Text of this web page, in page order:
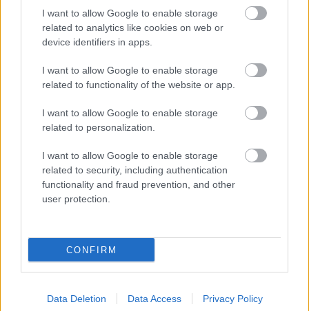
I want to allow Google to enable storage
related to analytics like cookies on web or
device identifiers in apps.
I want to allow Google to enable storage
related to functionality of the website or app.
I want to allow Google to enable storage
related to personalization.
I want to allow Google to enable storage
related to security, including authentication
functionality and fraud prevention, and other
user protection.
CONFIRM
Data Deletion Data Access Privacy Policy
Britumiljonāram apnīk bagātnieka
dzīve, un viņš sāk strādāt par šoferi
kas visbiežāk nes veiksmi loterijā
VIDEO. Salaspilī pie spēļu zāles
nosists vīrietis. Iespējams, “cīņu
biedri” nespēja sadalīt lielo laimestu
Neticami,bet fakts: vīrietis laimē
2,64 miljonus dolāru ar tiem pašiem